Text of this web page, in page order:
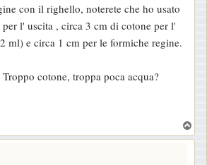
con il righello, noterete che ho usato
l' uscita , circa 3 cm di cotone per l'
ml) e circa 1 cm per le formiche regine.
cotone, troppa poca acqua?
o